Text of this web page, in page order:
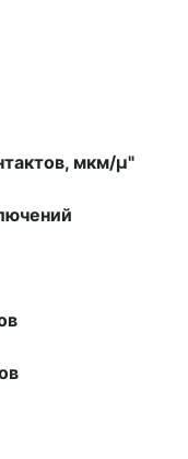
мкм/µ"